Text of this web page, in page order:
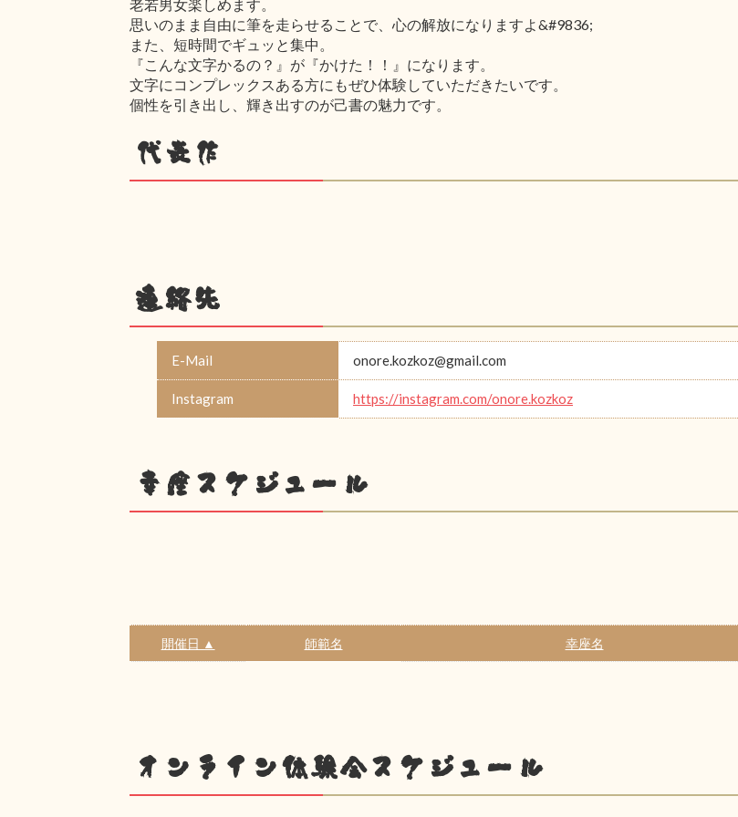
老若男女楽しめます。
思いのまま自由に筆を走らせることで、心の解放になりますよ&#9836;
また、短時間でギュッと集中。
『こんな文字かるの？』が『かけた！！』になります。
文字にコンプレックスある方にもぜひ体験していただきたいです。
個性を引き出し、輝き出すのが己書の魅力です。
代表作
連絡先
E-Mail onore.kozkoz@gmail.com
Instagram https://instagram.com/onore.kozkoz
幸座スケジュール
開催日 ▲ 師範名 幸座名
オンライン体験会スケジュール